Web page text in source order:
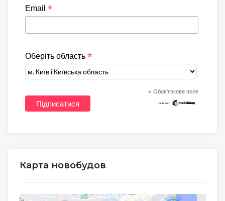
Email *
Оберіть область *
* Обов'язкове поле
Карта новобудов